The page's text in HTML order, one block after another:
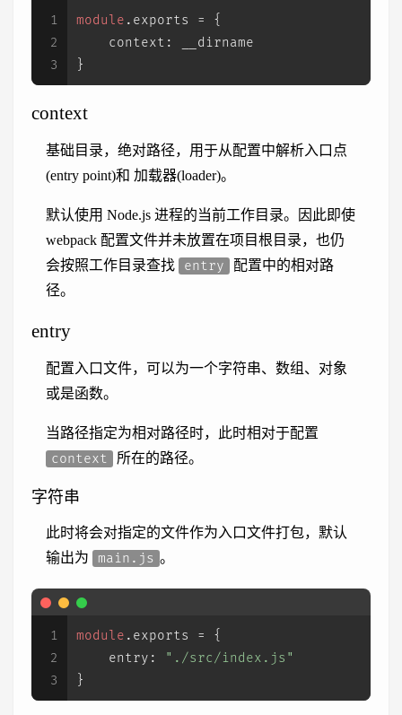
1
2
3
module . exports
= {
context : __dirname
}
context
基础目录，绝对路径，用于从配置中解析入口点
(entry point)和 加载器(loader)。
默认使用 Node.js 进程的当前工作目录。因此即使
webpack 配置文件并未放置在项目根目录，也仍
会按照工作目录查找
entry
配置中的相对路
径。
entry
配置入口文件，可以为一个字符串、数组、对象
或是函数。
当路径指定为相对路径时，此时相对于配置
context
所在的路径。
字符串
此时将会对指定的文件作为入口文件打包，默认
输出为
main.js 。
1
2
3
module . exports
= {
entry :
"./src/index.js"
}